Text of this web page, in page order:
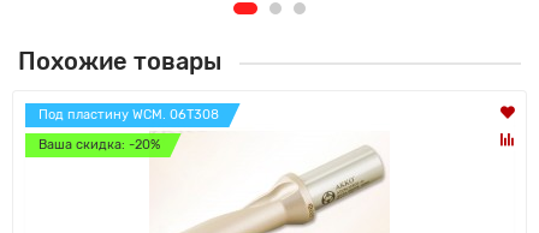
Похожие товары
Под пластину WCM. 06T308
Ваша скидка: -20%